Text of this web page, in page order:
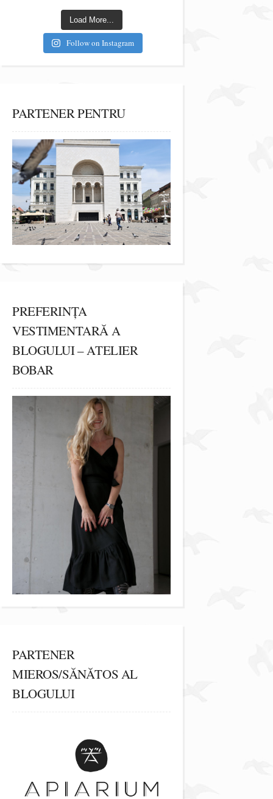
Load More...
Follow on Instagram
PARTENER PENTRU
PREFERINȚA
VESTIMENTARĂ A
BLOGULUI – ATELIER
BOBAR
PARTENER
MIEROS/SĂNĂTOS AL
BLOGULUI